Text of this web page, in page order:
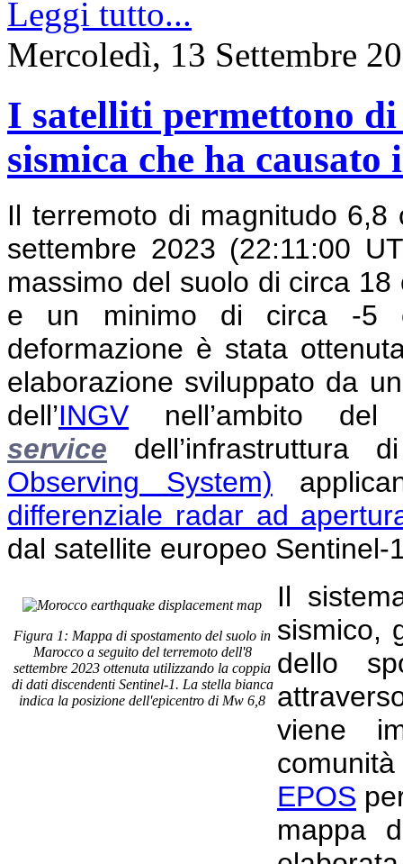
Leggi tutto...
Mercoledì, 13 Settembre
I satelliti permettono
sismica che ha
Il terremoto di magnitudo 6,8
settembre 2023 (22:11:00
massimo del suolo di circa
e un minimo di circa -5
deformazione è stata
elaborazione sviluppato da
dell’INGV nell’ambito
service
Observing System)
differenziale radar ad
dal satellite europeo Sentinel-
Figura 1: Mappa di spostamento del suolo in
Marocco a seguito del terremoto dell'8
settembre 2023 ottenuta utilizzando la coppia
di dati discendenti Sentinel-1. La stella bianca
indica la posizione dell'epicentro di Mw 6,8
Il
sismico,
dello
viene
EPOS
mappa